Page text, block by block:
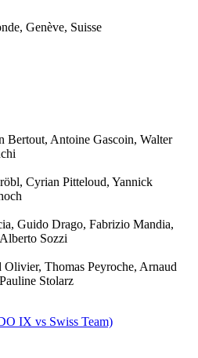
Genève, Suisse
Bertout, Antoine Gascoin, Walter
Cyrian Pitteloud, Yannick
Guido Drago, Fabrizio Mandia,
Sozzi
Thomas Peyroche, Arnaud
Stolarz
IX vs Swiss Team)